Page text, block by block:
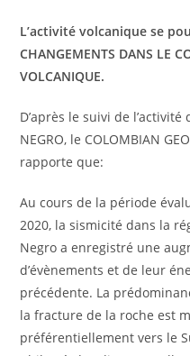
L’activité volcanique se
CHANGEMENTS DANS LE
VOLCANIQUE.
D’après le suivi de l’activité
NEGRO, le COLOMBIAN
rapporte que:
Au cours de la période
2020, la sismicité dans la
Negro a enregistré une
d’évènements et de leur
précédente. La
la fracture de la roche est
préférentiellement vers le